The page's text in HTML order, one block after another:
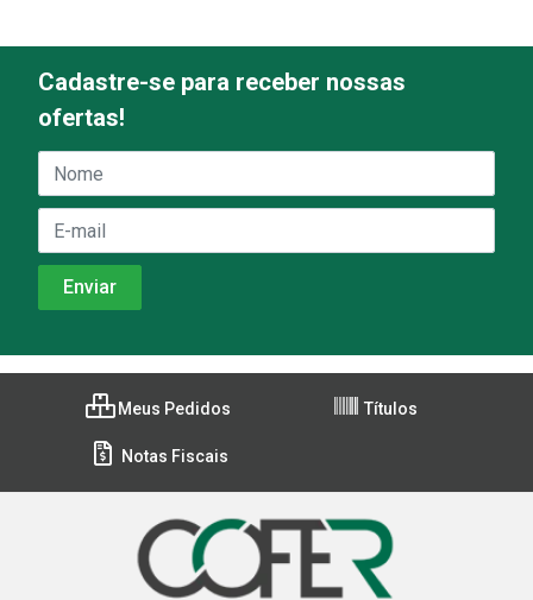
Cadastre-se para receber nossas
ofertas!
Meus Pedidos Títulos
Notas Fiscais